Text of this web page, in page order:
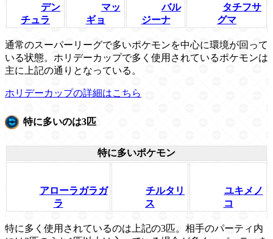
デン
チュラ
マッ
ギョ
バル
ジーナ
タチフサ
グマ
通常のスーパーリーグで多いポケモンを中心に環境が回って
いる状態。ホリデーカップで多く使用されているポケモンは
主に上記の通りとなっている。
ホリデーカップの詳細はこちら
特に多いのは3匹
特に多いポケモン
アローラガラガ
ラ
チルタリ
ス
ユキメノ
コ
特に多く使用されているのは上記の3匹。相手のパーティ内